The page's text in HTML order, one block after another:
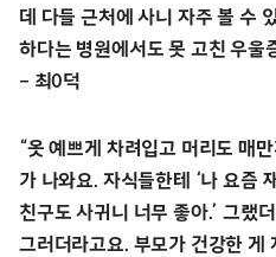
데 다들 근처에 사니 자주 볼 수
하다는 병원에서도 못 고친 우울
– 최0덕
“옷 예쁘게 차려입고 머리도 매
가 나와요. 자식들한테 ‘나 요즘
친구도 사귀니 너무 좋아.’ 그랬
그러더라고요. 부모가 건강한 게